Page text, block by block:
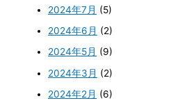
2024年7月 (5)
2024年6月 (2)
2024年5月 (9)
2024年3月 (2)
2024年2月 (6)